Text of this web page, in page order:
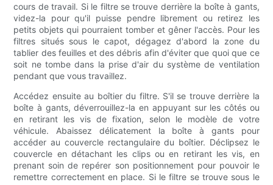
cours de travail. Si le filtre se trouve derrière la boîte à gants,
videz-la pour qu'il puisse pendre librement ou retirez les
petits objets qui pourraient tomber et gêner l'accès. Pour les
filtres situés sous le capot, dégagez d'abord la zone du
tablier des feuilles et des débris afin d'éviter que quoi que ce
soit ne tombe dans la prise d'air du système de ventilation
pendant que vous travaillez.
Accédez ensuite au boîtier du filtre. S'il se trouve derrière la
boîte à gants, déverrouillez-la en appuyant sur les côtés ou
en retirant les vis de fixation, selon le modèle de votre
véhicule. Abaissez délicatement la boîte à gants pour
accéder au couvercle rectangulaire du boîtier. Déclipsez le
couvercle en détachant les clips ou en retirant les vis, en
prenant soin de repérer son positionnement pour pouvoir le
remettre correctement en place. Si le filtre se trouve sous le